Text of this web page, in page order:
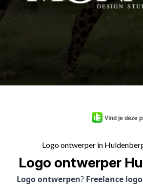
Vind je deze
Logo ontwerper in
Logo ontwerper
Logo ontwerpen? Freelance